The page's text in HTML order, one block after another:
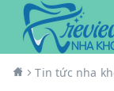
Tin tức nha